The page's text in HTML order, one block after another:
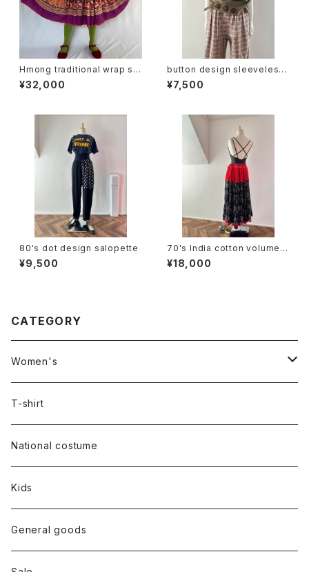
Hmong traditional wrap ski
rt (V4575A)
¥32,000
button design sleeveless
tops
¥7,500
80's dot design salopette
¥9,500
70's India cotton volume s
kirt
¥18,000
CATEGORY
Women's
Outer
Dress
Tops
Bottoms
T-shirt
National costume
Kids
General goods